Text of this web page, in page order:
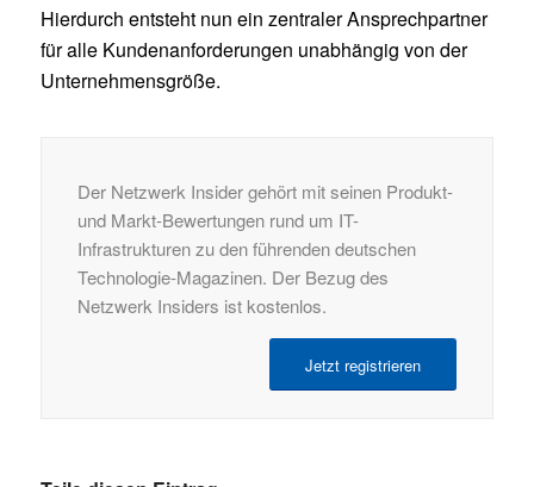
Hierdurch entsteht nun ein zentraler Ansprechpartner
für alle Kundenanforderungen unabhängig von der
Unternehmensgröße.
Der Netzwerk Insider gehört mit seinen Produkt-
und Markt-Bewertungen rund um IT-
Infrastrukturen zu den führenden deutschen
Technologie-Magazinen. Der Bezug des
Netzwerk Insiders ist kostenlos.
Jetzt registrieren